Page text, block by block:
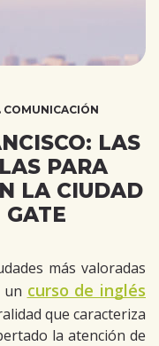
COMUNICACIÓN
LAS
PARA
LA CIUDAD
más valoradas
un curso de inglés
que caracteriza
la atención de